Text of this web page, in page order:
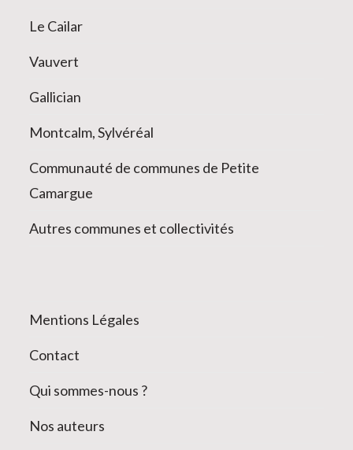
Le Cailar
Vauvert
Gallician
Montcalm, Sylvéréal
Communauté de communes de Petite
Camargue
Autres communes et collectivités
Mentions Légales
Contact
Qui sommes-nous ?
Nos auteurs